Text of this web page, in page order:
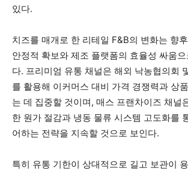
있다.
치즈를 매개로 한 리테일 F&B의 변화는 향
안정적 확보와 제조 플랫폼의 효율성 싸움
다. 프리미엄 유통 채널은 해외 낙농협의회
를 활용해 이커머스 대비 가격 경쟁력과 상
는 데 집중할 것이며, 매스 프랜차이즈 채널
한 원가 절감과 냉동 물류 시스템 고도화를
어하는 전략을 지속할 것으로 보인다.
특히 유통 기한이 상대적으로 길고 보관이